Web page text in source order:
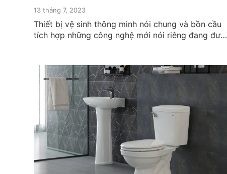
13 tháng 7, 2023
Thiết bị vệ sinh thông minh nói chung và bồn cầu
tích hợp những công nghệ mới nói riêng đang được
thẩm mỹ cho không gian phòng tắm....